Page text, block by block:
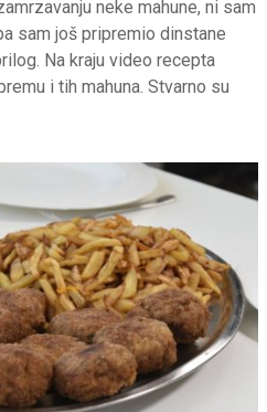
neke mahune, ni sam
sam još pripremio dinstane
Na kraju video recepta
i tih mahuna. Stvarno su